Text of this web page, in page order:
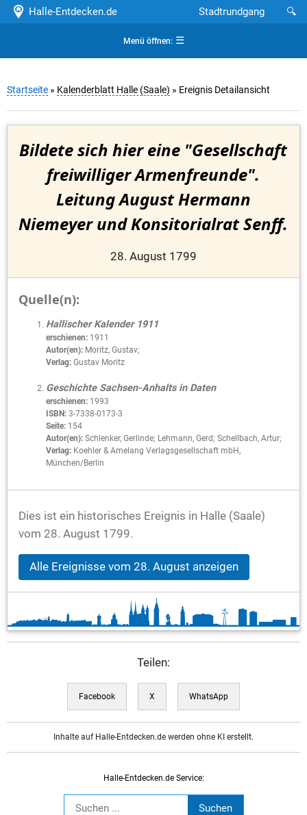
Halle-Entdecken.de 🔍
Stadtrundgang
Menü öffnen:☰
Startseite » Kalenderblatt Halle (Saale) » Ereignis Detailansicht
Bildete sich hier eine "Gesellschaft
freiwilliger Armenfreunde".
Leitung August Hermann
Niemeyer und Konsitorialrat Senff.
28. August 1799
Quelle(n):
Hallischer Kalender 1911
erschienen: 1911
Autor(en): Moritz, Gustav;
Verlag: Gustav Moritz
Geschichte Sachsen-Anhalts in Daten
erschienen: 1993
ISBN: 3-7338-0173-3
Seite: 154
Autor(en): Schlenker, Gerlinde; Lehmann, Gerd; Schellbach, Artur;
Verlag: Koehler & Amelang Verlagsgesellschaft mbH,
München/Berlin
Dies ist ein historisches Ereignis in Halle (Saale)
vom 28. August 1799.
Alle Ereignisse vom 28. August anzeigen
Teilen:
Facebook X WhatsApp
Inhalte auf Halle-Entdecken.de werden ohne KI erstellt.
Halle-Entdecken.de Service: